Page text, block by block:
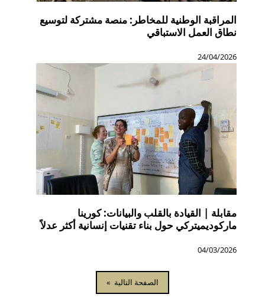
المراقبة الوطنية للمخاطر: منصة مشتركة لتوسيع
نطاق العمل الاستباقي
24/04/2026
مقابلة | القيادة بالقلب والبيانات: كورينا
ماركوديميتركي حول بناء تقنيات إنسانية أكثر عدلاً
04/03/2026
الصفحة التالية »